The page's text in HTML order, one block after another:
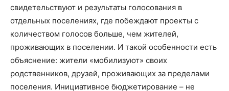
свидетельствуют и результаты голосования в
отдельных поселениях, где побеждают проекты с
количеством голосов больше, чем жителей,
проживающих в поселении. И такой особенности есть
объяснение: жители «мобилизуют» своих
родственников, друзей, проживающих за пределами
поселения. Инициативное бюджетирование – не